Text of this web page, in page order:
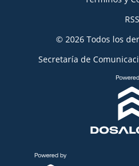
RSS
© 2026 Todos los
Secretaría de